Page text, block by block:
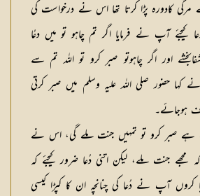
کادورہ پڑا کرتا تھا اس نے درخواست کی
آپ نے فرمایا اگر تم چاہو تو میں دعُا
اور اگر چاہوتو صبر کرو تو اللہ تم سے
حضور صلی اللہ علیہ وسلم میں صبر کرتی
ہوجائے۔
ہے صبر کرو تو تمہیں جنت ملے گی، اس نے
مجھے جنت ملے، لیکن اتنی دُعا ضرور کیجئے کہ
کروں آپ نے دُعا کی چنانچہ ان کا کپڑا کیسی